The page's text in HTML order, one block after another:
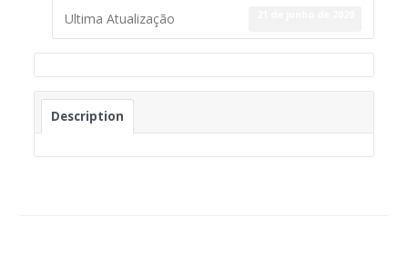
Ultima Atualização
Description